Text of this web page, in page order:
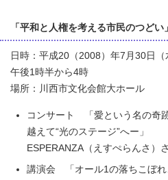
「平和と人権を考える市民のつどい」
日時：平成20（2008）年7月30日
午後1時半から4時
場所：川西市文化会館大ホール
コンサート 「愛という名の奇
越えて“光のステージ”へー」
ESPERANZA（えすぺらんさ）
講演会 「オール1の落ちこぼれ